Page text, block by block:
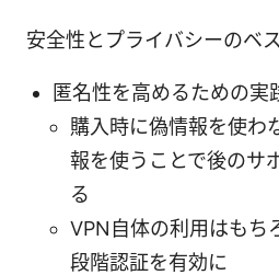
安全性とプライバシーのベ
匿名性を高めるための実
購入時に偽情報を使わ
報を使うことで後のサ
る
VPN自体の利用はもち
段階認証を有効に